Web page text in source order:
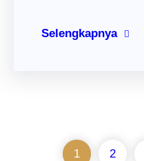
Selengkapnya
1 2